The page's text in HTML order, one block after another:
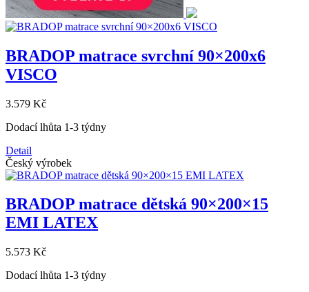
BRADOP matrace svrchní 90×200x6
VISCO
3.579 Kč
Dodací lhůta 1-3 týdny
Detail
Český výrobek
BRADOP matrace dětská 90×200×15
EMI LATEX
5.573 Kč
Dodací lhůta 1-3 týdny